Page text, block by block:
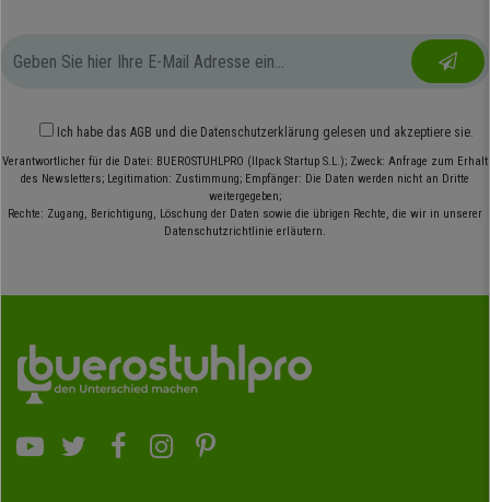
Ich habe das AGB und die Datenschutzerklärung gelesen und akzeptiere sie.
Verantwortlicher für die Datei: BUEROSTUHLPRO (Ilpack Startup S.L.); Zweck: Anfrage zum Erhalt
des Newsletters; Legitimation: Zustimmung; Empfänger: Die Daten werden nicht an Dritte
weitergegeben;
Rechte: Zugang, Berichtigung, Löschung der Daten sowie die übrigen Rechte, die wir in unserer
Datenschutzrichtlinie erläutern.